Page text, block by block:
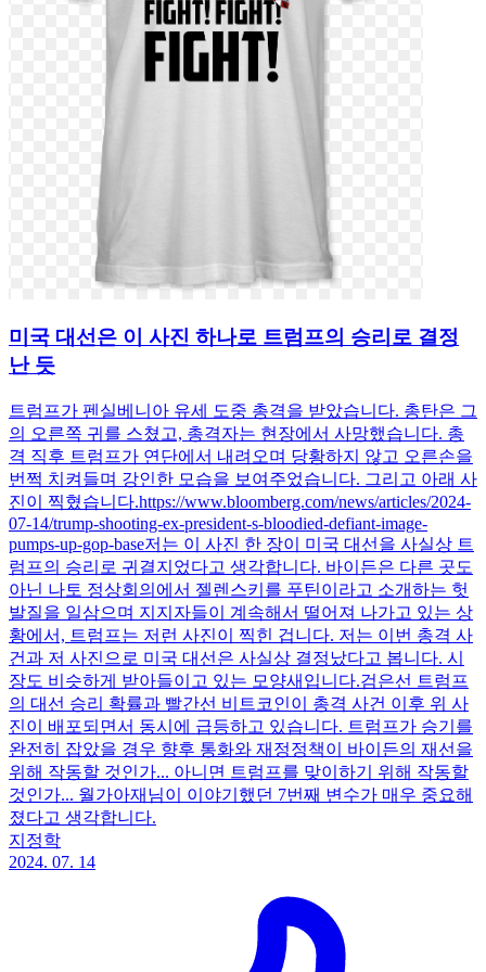
미국 대선은 이 사진 하나로 트럼프의 승리로 결정
난 듯
트럼프가 펜실베니아 유세 도중 총격을 받았습니다. 총탄은 그
의 오른쪽 귀를 스쳤고, 총격자는 현장에서 사망했습니다. 총
격 직후 트럼프가 연단에서 내려오며 당황하지 않고 오른손을
번쩍 치켜들며 강인한 모습을 보여주었습니다. 그리고 아래 사
진이 찍혔습니다.https://www.bloomberg.com/news/articles/2024-
07-14/trump-shooting-ex-president-s-bloodied-defiant-image-
pumps-up-gop-base저는 이 사진 한 장이 미국 대선을 사실상 트
럼프의 승리로 귀결지었다고 생각합니다. 바이든은 다른 곳도
아닌 나토 정상회의에서 젤렌스키를 푸틴이라고 소개하는 헛
발질을 일삼으며 지지자들이 계속해서 떨어져 나가고 있는 상
황에서, 트럼프는 저런 사진이 찍힌 겁니다. 저는 이번 총격 사
건과 저 사진으로 미국 대선은 사실상 결정났다고 봅니다. 시
장도 비슷하게 받아들이고 있는 모양새입니다.검은선 트럼프
의 대선 승리 확률과 빨간선 비트코인이 총격 사건 이후 위 사
진이 배포되면서 동시에 급등하고 있습니다. 트럼프가 승기를
완전히 잡았을 경우 향후 통화와 재정정책이 바이든의 재선을
위해 작동할 것인가... 아니면 트럼프를 맞이하기 위해 작동할
것인가... 월가아재님이 이야기했던 7번째 변수가 매우 중요해
졌다고 생각합니다.
지정학
2024. 07. 14